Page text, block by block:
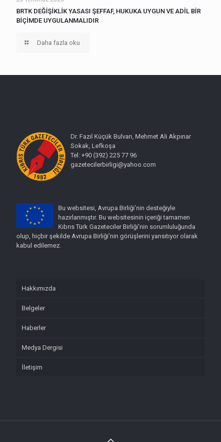
BRTK DEĞİŞİKLİK YASASI ŞEFFAF, HUKUKA UYGUN VE ADİL BİR
BİÇİMDE UYGULANMALIDIR
Daha fazla oku
Dr. Fazıl Küçük Bulvarı, Mehmet Ali Akpınar
Sokak, Lefkoşa
Tel: +90 (392) 225 77 96
gazetecilerbirligi@yahoo.com
Bu websitesi, Avrupa Birliği’nin desteğiyle
hazırlanmıştır. Bu websitesinin içeriği tamamen
Kıbrıs Türk Gazeteciler Birliği'nin sorumluluğunda
olup, hiçbir şekilde Avrupa Birliği’nin görüşlerini yansıtıyor olarak
kabul edilemez.
Hakkımızda
Belgeler
Haberler
Medya Dergisi
İletişim